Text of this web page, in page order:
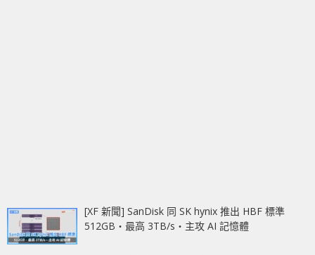
[XF 新聞] SanDisk 同 SK hynix 推出 HBF 標準
512GB‧最高 3TB/s‧主攻 AI 記憶體